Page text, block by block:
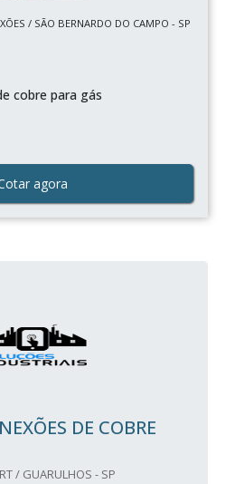
/ SÃO BERNARDO DO CAMPO - SP
cobre para gás
agora
DE COBRE
/ GUARULHOS - SP